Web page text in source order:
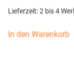
Lieferzeit:2 bis 4
In den Warenkorb